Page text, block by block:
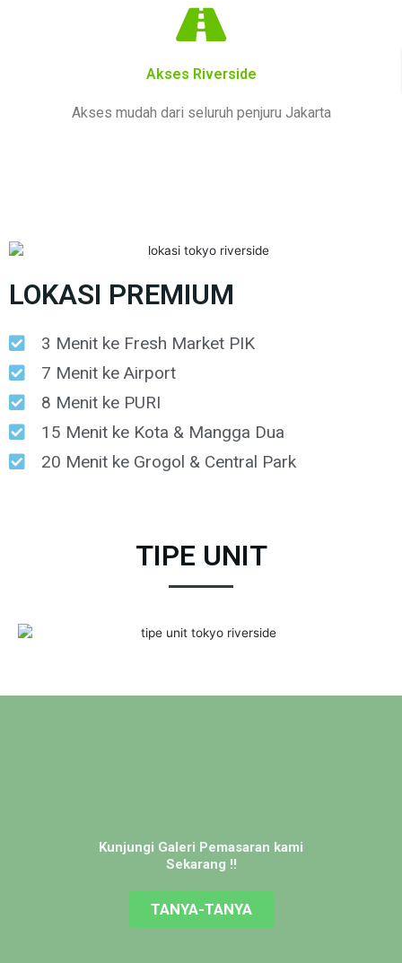
Akses Riverside
Akses mudah dari seluruh penjuru Jakarta
LOKASI PREMIUM
3 Menit ke Fresh Market PIK
7 Menit ke Airport
8 Menit ke PURI
15 Menit ke Kota & Mangga Dua
20 Menit ke Grogol & Central Park
TIPE UNIT
Kunjungi Galeri Pemasaran kami
Sekarang !!
TANYA-TANYA